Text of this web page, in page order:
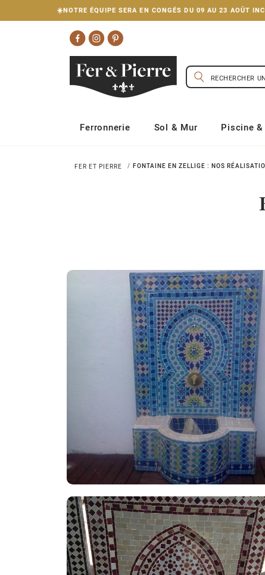
☀️NOTRE ÉQUIPE SERA EN CONGÉS DU 09 AU 23 AOÛT
Ferronnerie Sol & Mur Piscine
FER ET PIERRE FONTAINE EN ZELLIGE : NOS